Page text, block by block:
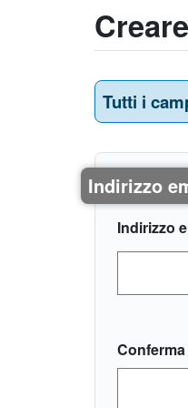
Tutti i
Indirizzo
Indirizzo